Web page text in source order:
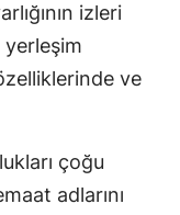
izleri
yerleşim
ve
çoğu
adlarını